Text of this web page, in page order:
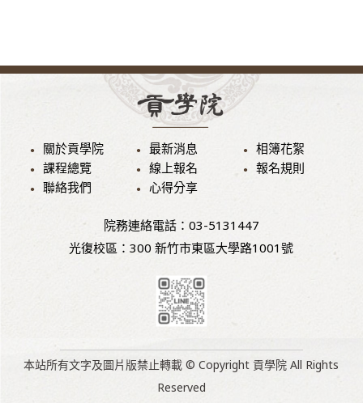
關於貢學院 最新消息
相簿花絮
課程總覽
線上報名
報名規則
聯絡我們
心得分享
院務連絡電話：03-5131447
光復校區：300 新竹市東區大學路1001號
本站所有文字及圖片版禁止轉載 © Copyright 貢學院 All Rights
Reserved